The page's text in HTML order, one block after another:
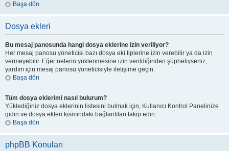
Başa dön
Dosya ekleri
Bu mesaj panosunda hangi dosya eklerine izin veriliyor?
Her mesaj panosu yöneticisi bazı dosya eki tiplerine izin verebilir ya da izin
vermeyebilir. Eğer nelerin yüklenmesine izin verildiğinden şüpheliyseniz,
yardım için mesaj panosu yöneticisiyle iletişime geçin.
Başa dön
Tüm dosya eklerimi nasıl bulurum?
Yüklediğiniz dosya eklerinin listesini bulmak için, Kullanıcı Kontrol Panelinize
gidin ve dosya ekleri kısmındaki bağlantıları takip edin.
Başa dön
phpBB Konuları